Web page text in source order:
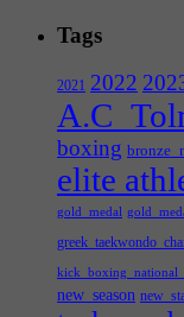
Tags
2021 2022
boxing
elite
gold_medal
new_season